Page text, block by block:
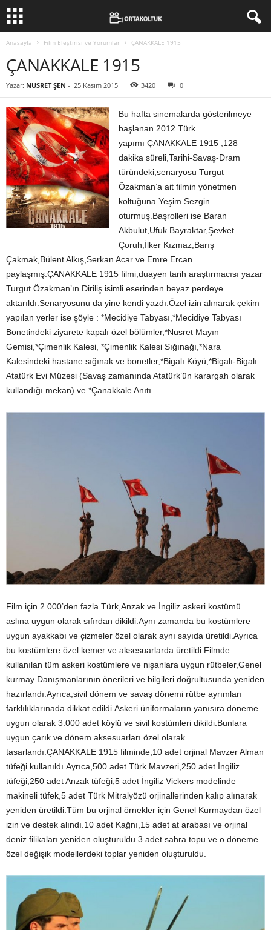
Anasayfa Film Eleştirisi ve Yorumlar ÇANAKKALE 1915
ÇANAKKALE 1915
Yazar: NUSRET ŞEN - 25 Kasım 2015 3420 0
Bu hafta sinemalarda gösterilmeye
başlanan 2012 Türk
yapımı ÇANAKKALE 1915 ,128
dakika süreli,Tarihi-Savaş-Dram
türündeki,senaryosu Turgut
Özakman’a ait filmin yönetmen
koltuğuna Yeşim Sezgin
oturmuş.Başrolleri ise Baran
Akbulut,Ufuk Bayraktar,Şevket
Çoruh,İlker Kızmaz,Barış
Çakmak,Bülent Alkış,Serkan Acar ve Emre Ercan
paylaşmış.ÇANAKKALE 1915 filmi,duayen tarih araştırmacısı yazar
Turgut Özakman’ın Diriliş isimli eserinden beyaz perdeye
aktarıldı.Senaryosunu da yine kendi yazdı.Özel izin alınarak çekim
yapılan yerler ise şöyle : *Mecidiye Tabyası,*Mecidiye Tabyası
Bonetindeki ziyarete kapalı özel bölümler,*Nusret Mayın
Gemisi,*Çimenlik Kalesi, *Çimenlik Kalesi Sığınağı,*Nara
Kalesindeki hastane sığınak ve bonetler,*Bigalı Köyü,*Bigalı-Bigalı
Atatürk Evi Müzesi (Savaş zamanında Atatürk’ün karargah olarak
kullandığı mekan) ve *Çanakkale Anıtı.
Film için 2.000’den fazla Türk,Anzak ve İngiliz askeri kostümü
aslına uygun olarak sıfırdan dikildi.Aynı zamanda bu kostümlere
uygun ayakkabı ve çizmeler özel olarak aynı sayıda üretildi.Ayrıca
bu kostümlere özel kemer ve aksesuarlarda üretildi.Filmde
kullanılan tüm askeri kostümlere ve nişanlara uygun rütbeler,Genel
kurmay Danışmanlarının önerileri ve bilgileri doğrultusunda yeniden
hazırlandı.Ayrıca,sivil dönem ve savaş dönemi rütbe ayrımları
farklılıklarınada dikkat edildi.Askeri üniformaların yanısıra döneme
uygun olarak 3.000 adet köylü ve sivil kostümleri dikildi.Bunlara
uygun çarık ve dönem aksesuarları özel olarak
tasarlandı.ÇANAKKALE 1915 filminde,10 adet orjinal Mavzer Alman
tüfeği kullanıldı.Ayrıca,500 adet Türk Mavzeri,250 adet İngiliz
tüfeği,250 adet Anzak tüfeği,5 adet İngiliz Vickers modelinde
makineli tüfek,5 adet Türk Mitralyözü orjinallerinden kalıp alınarak
yeniden üretildi.Tüm bu orjinal örnekler için Genel Kurmaydan özel
izin ve destek alındı.10 adet Kağnı,15 adet at arabası ve orjinal
deniz filikaları yeniden oluşturuldu.3 adet sahra topu ve o döneme
özel değişik modellerdeki toplar yeniden oluşturuldu.